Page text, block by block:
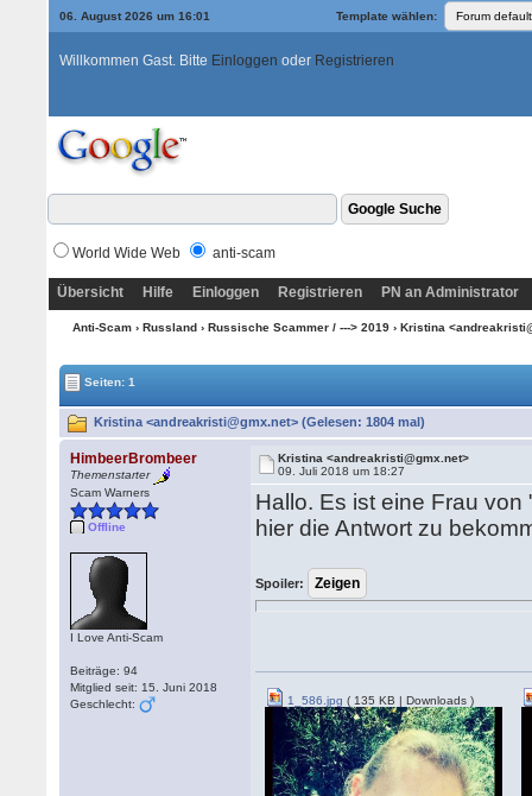
06. August 2026 um 16:01 Template wählen:
Willkommen Gast. Bitte Einloggen oder Registrieren
World Wide Web anti-scam
Übersicht Hilfe Einloggen Registrieren PN an Administrator
Anti-Scam› Russland› Russische Scammer / ---> 2019› Kristina
Seiten: 1
Kristina <andreakristi@gmx.net> (Gelesen: 1804 mal)
HimbeerBrombeer
Themenstarter
Scam Warners
Offline
I Love Anti-Scam
Beiträge: 94
Mitglied seit: 15. Juni 2018
Geschlecht:
Kristina <andreakristi@gmx.net>
09. Juli 2018 um 18:27
Hallo. Es ist eine Frau
hier die Antwort zu
Spoiler:
1_586.jpg ( 135 KB | Downloads )